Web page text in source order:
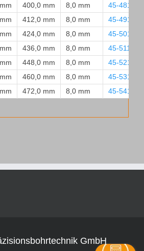
400,0 mm 8,0 mm
45-4810-
412,0 mm 8,0 mm
45-4910-
424,0 mm 8,0 mm
45-5010-
436,0 mm 8,0 mm
45-5110-
448,0 mm 8,0 mm
45-5210-
460,0 mm 8,0 mm
45-5310-
472,0 mm 8,0 mm 45-5410-
GmbH